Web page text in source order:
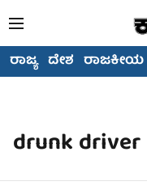
ರಾಜ್ಯ ದೇಶ ರಾಜಕೀಯ
drunk driver